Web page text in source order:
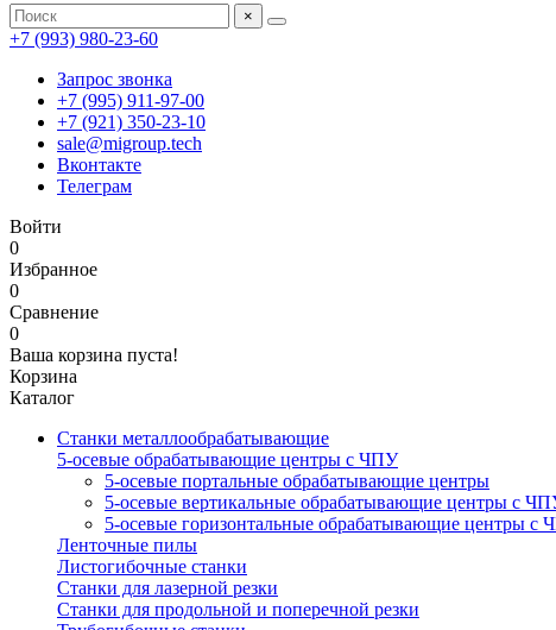
×
+7 (993) 980-23-60
Запрос звонка
+7 (995) 911-97-00
+7 (921) 350-23-10
sale@migroup.tech
Вконтакте
Телеграм
Войти
0
Избранное
0
Сравнение
0
Ваша корзина пуста!
Корзина
Каталог
Станки металлообрабатывающие
5-осевые обрабатывающие центры с ЧПУ
5-осевые портальные обрабатывающие центры
5-осевые вертикальные обрабатывающие центры с
5-осевые горизонтальные обрабатывающие центры с
Ленточные пилы
Листогибочные станки
Станки для лазерной резки
Станки для продольной и поперечной резки